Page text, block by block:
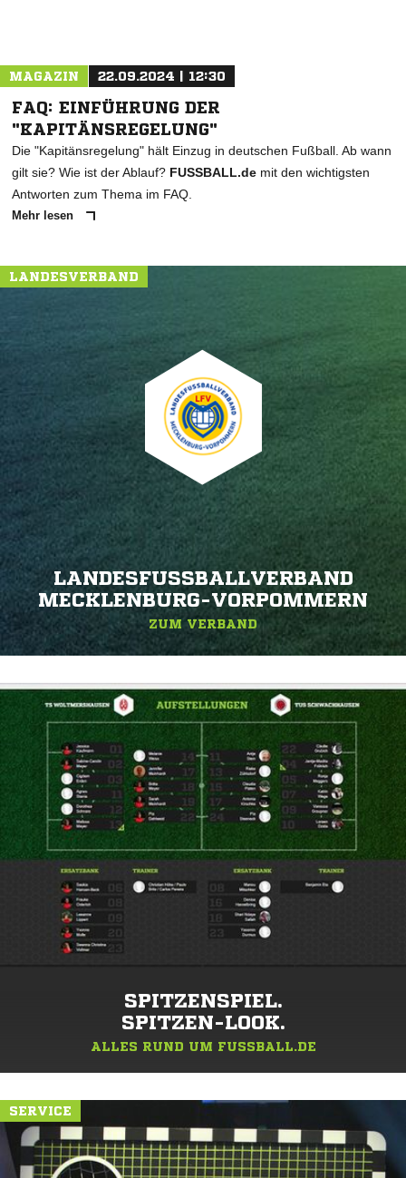
MAGAZIN 22.09.2024 | 12:30
FAQ: EINFÜHRUNG DER
"KAPITÄNSREGELUNG"
Die "Kapitänsregelung" hält Einzug in deutschen Fußball. Ab wann
gilt sie? Wie ist der Ablauf? FUSSBALL.de mit den wichtigsten
Antworten zum Thema im FAQ.
Mehr lesen
LANDESVERBAND
LANDESFUSSBALLVERBAND M
ECKLENBURG-VORPOMMERN
ZUM VERBAND
SPITZENSPIEL.
SPITZEN-LOOK.
ALLES RUND UM FUSSBALL.DE
SERVICE